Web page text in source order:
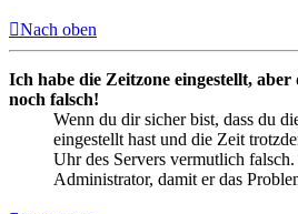
Nach oben
Ich habe die Zeitzone eingestellt,
noch falsch!
Wenn du dir sicher bist, dass du
eingestellt hast und die Zeit
Uhr des Servers vermutlich
Administrator, damit er das